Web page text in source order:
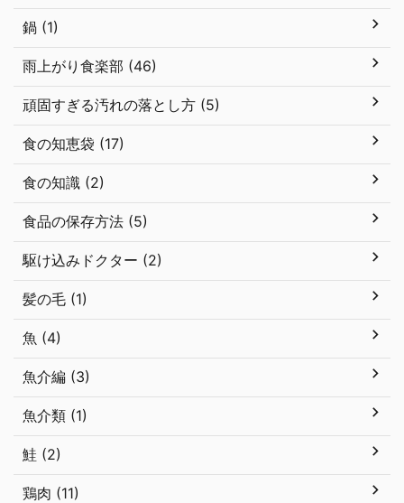
鍋 (1)
雨上がり食楽部 (46)
頑固すぎる汚れの落とし方 (5)
食の知恵袋 (17)
食の知識 (2)
食品の保存方法 (5)
駆け込みドクター (2)
髪の毛 (1)
魚 (4)
魚介編 (3)
魚介類 (1)
鮭 (2)
鶏肉 (11)